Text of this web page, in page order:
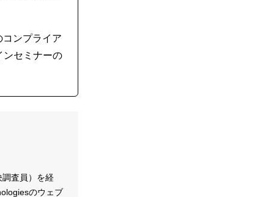
ンプライア
ンセミナーの
査員）を経
のウェブ